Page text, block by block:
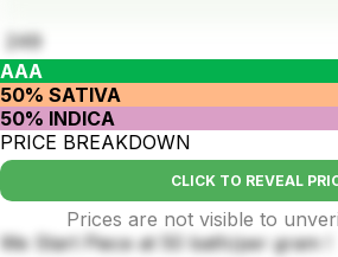
249
AAA
50% SATIVA
50% INDICA
PRICE BREAKDOWN
CLICK TO REVEAL
Prices are not visible to
We Start Piece at 50 bath/per gram !